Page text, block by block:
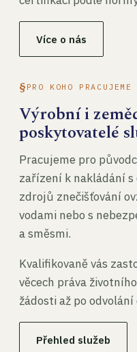
Více o nás
PRO KOHO PRACUJEME
Výrobní i
poskytovatelé
Pracujeme pro
zařízení k nakládání s
zdrojů znečišťování
vodami nebo s
a směsmi.
Kvalifikovaně vás
věcech práva
žádosti až po
Přehled služeb